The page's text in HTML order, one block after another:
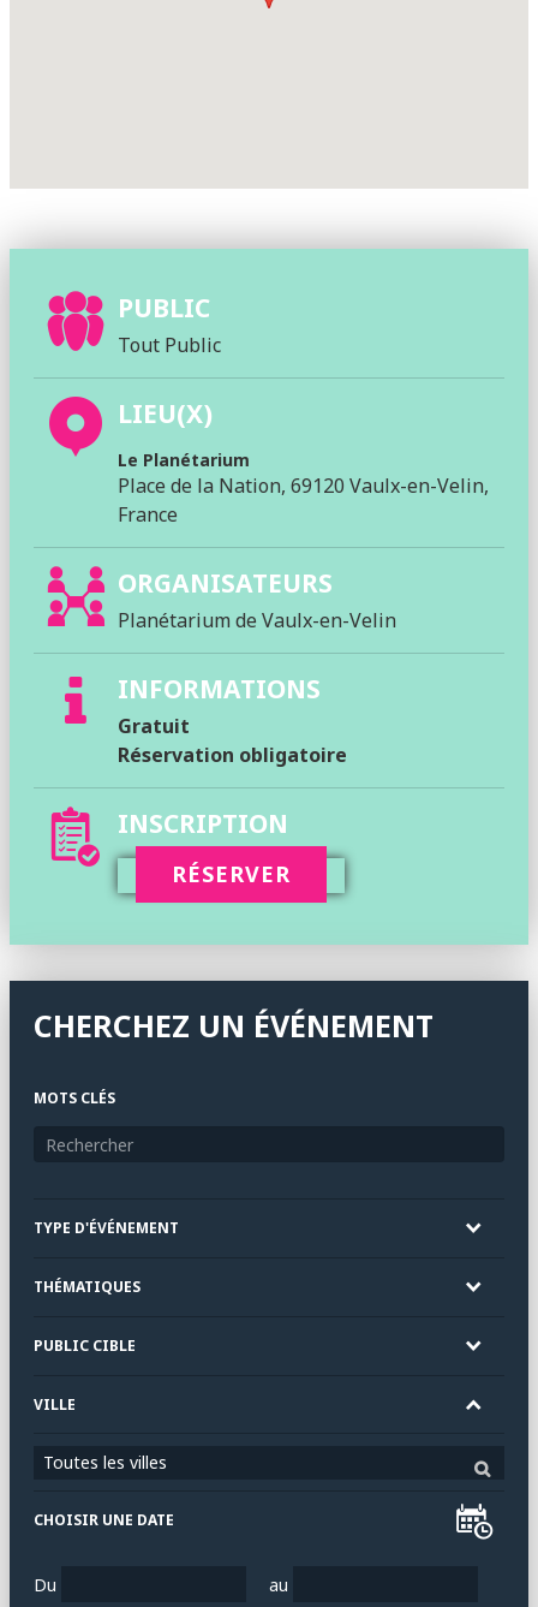
PUBLIC
Tout Public
LIEU(X)
Le Planétarium
Place de la Nation, 69120 Vaulx-en-Velin,
France
ORGANISATEURS
Planétarium de Vaulx-en-Velin
INFORMATIONS
Gratuit
Réservation obligatoire
INSCRIPTION
RÉSERVER
CHERCHEZ UN ÉVÉNEMENT
MOTS CLÉS
TYPE D'ÉVÉNEMENT
THÉMATIQUES
PUBLIC CIBLE
VILLE
Toutes les villes
CHOISIR UNE DATE
Du au